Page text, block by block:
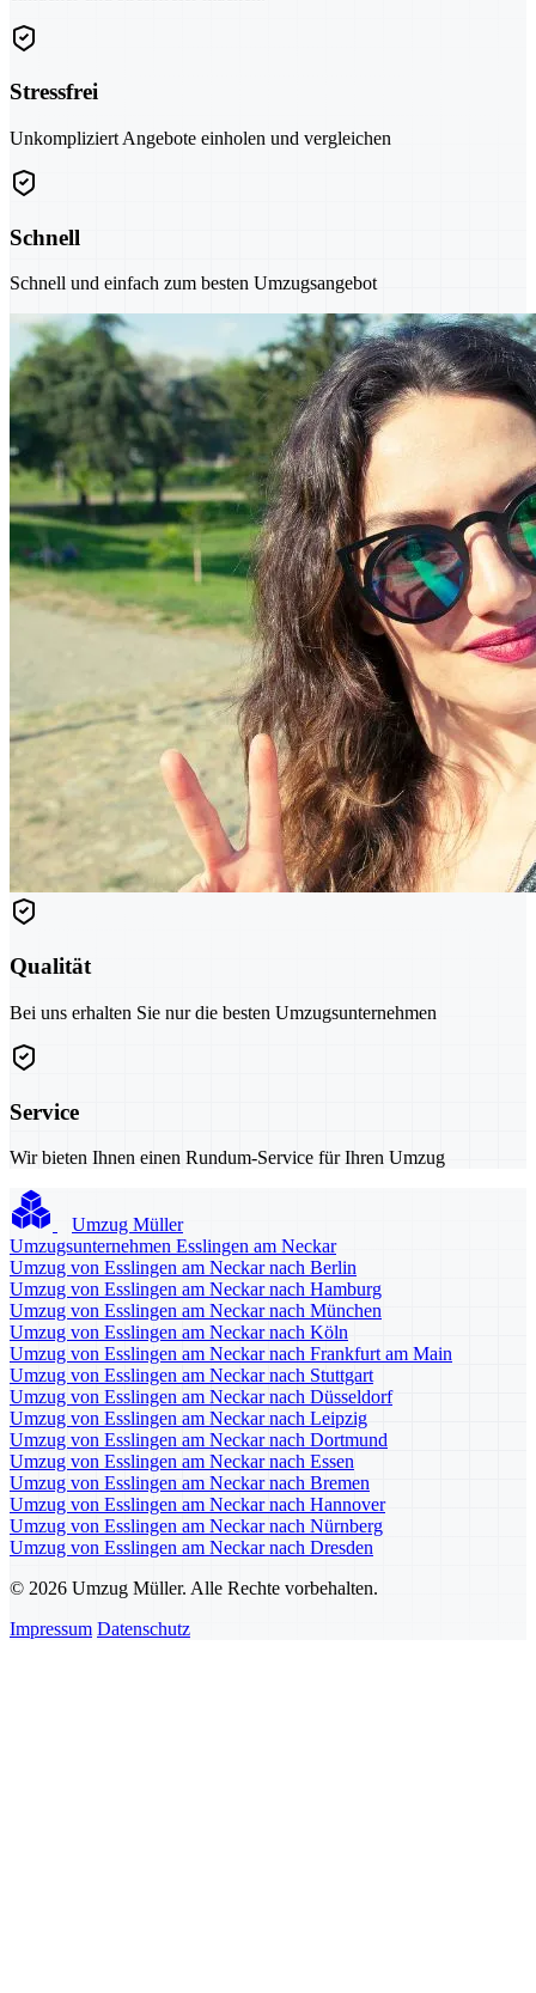
Stressfrei
Unkompliziert Angebote einholen und vergleichen
Schnell
Schnell und einfach zum besten Umzugsangebot
Qualität
Bei uns erhalten Sie nur die besten Umzugsunternehmen
Service
Wir bieten Ihnen einen Rundum-Service für Ihren Umzug
Umzug Müller
Umzugsunternehmen Esslingen am Neckar
Umzug von Esslingen am Neckar nach Berlin
Umzug von Esslingen am Neckar nach Hamburg
Umzug von Esslingen am Neckar nach München
Umzug von Esslingen am Neckar nach Köln
Umzug von Esslingen am Neckar nach Frankfurt am Main
Umzug von Esslingen am Neckar nach Stuttgart
Umzug von Esslingen am Neckar nach Düsseldorf
Umzug von Esslingen am Neckar nach Leipzig
Umzug von Esslingen am Neckar nach Dortmund
Umzug von Esslingen am Neckar nach Essen
Umzug von Esslingen am Neckar nach Bremen
Umzug von Esslingen am Neckar nach Hannover
Umzug von Esslingen am Neckar nach Nürnberg
Umzug von Esslingen am Neckar nach Dresden
© 2026 Umzug Müller. Alle Rechte vorbehalten.
Impressum Datenschutz